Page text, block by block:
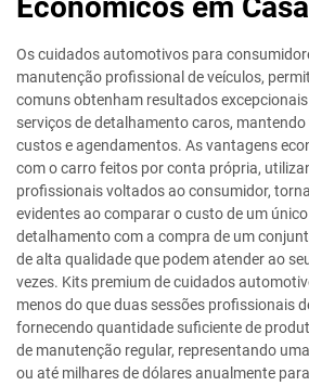
Os cuidados automotivos para
manutenção profissional de veículos,
comuns obtenham resultados
serviços de detalhamento caros,
custos e agendamentos. As vantagens
com o carro feitos por conta própria,
profissionais voltados ao consumidor,
evidentes ao comparar o custo de um
detalhamento com a compra de um
de alta qualidade que podem atender ao
vezes. Kits premium de cuidados
menos do que duas sessões profissionais
fornecendo quantidade suficiente de
de manutenção regular, representando
ou até milhares de dólares anualmente